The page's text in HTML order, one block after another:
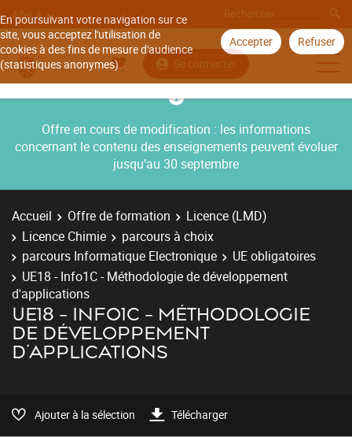
En poursuivant votre navigation sur ce
site, vous acceptez l'utilisation de
cookies à des fins de mesure d'audience
(statistiques anonymes).
Accepter Refuser
Aller à
Se connecter
Offre en cours de modification : les informations
concernant le contenu des enseignements peuvent évoluer
jusqu’au 30 septembre
Accueil Offre de formation
Licence (LMD)
Licence Chimie
parcours à choix
parcours Informatique Electronique
UE obligatoires
UE18 - Info1C - Méthodologie de développement
d'applications
UE18 - INFO1C - MÉTHODOLOGIE
DE DÉVELOPPEMENT
D'APPLICATIONS
Ajouter à la sélection Télécharger